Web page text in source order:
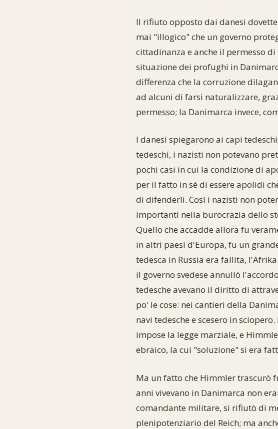
Il rifiuto opposto dai danesi
mai "illogico" che un governo
cittadinanza e anche il permesso
situazione dei profughi in
differenza che la corruzione
ad alcuni di farsi naturalizzare,
permesso; la Danimarca invece,
I danesi spiegarono ai capi
tedeschi, i nazisti non potevano
pochi casi in cui la condizione di
per il fatto in sé di essere apolidi
di difenderli. Così i nazisti non
importanti nella burocrazia dello
Quello che accadde allora fu
in altri paesi d'Europa, fu un
tedesca in Russia era fallita,
il governo svedese annullò
tedesche avevano il diritto di
po' le cose: nei cantieri della
navi tedesche e scesero in
impose la legge marziale, e
ebraico, la cui "soluzione" si era
Ma un fatto che Himmler trascurò
anni vivevano in Danimarca non
comandante militare, si rifiutò di
plenipotenziario del Reich; ma